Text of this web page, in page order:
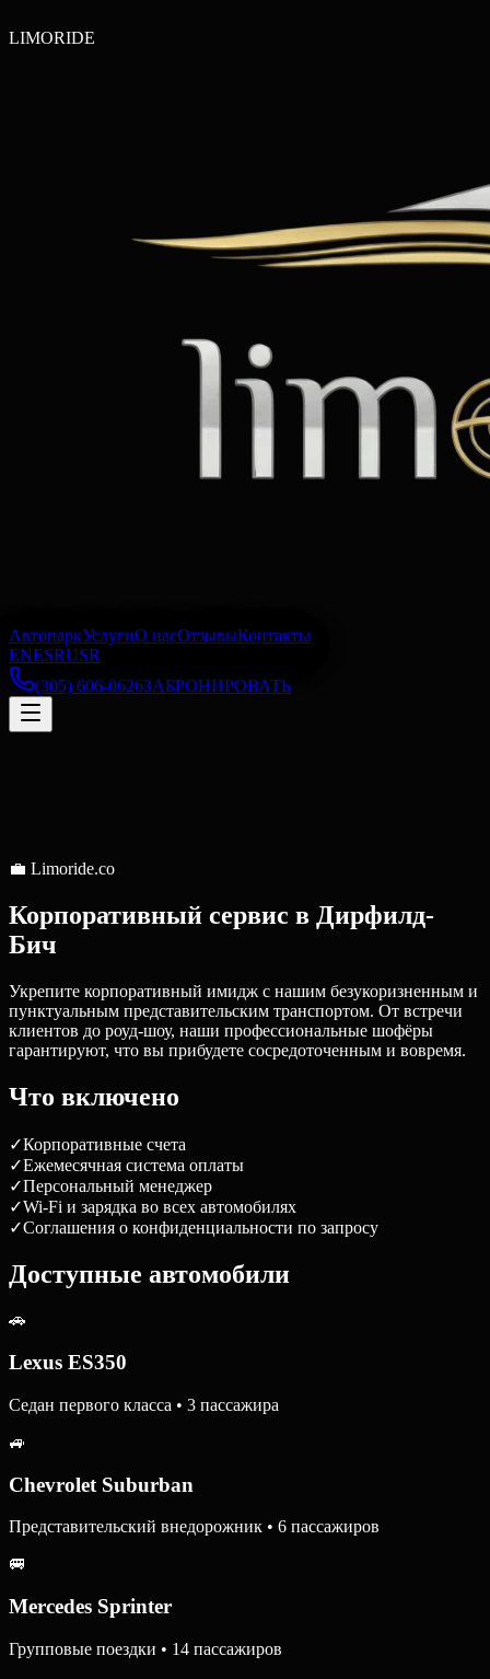
LIMORIDE
АвтопаркУслугиО насОтзывыКонтакты
ENESRUSR
(305) 606-0626ЗАБРОНИРОВАТЬ
💼 Limoride.co
Корпоративный сервис в Дирфилд-
Бич
Укрепите корпоративный имидж с нашим безукоризненным и
пунктуальным представительским транспортом. От встречи
клиентов до роуд-шоу, наши профессиональные шофёры
гарантируют, что вы прибудете сосредоточенным и вовремя.
Что включено
✓Корпоративные счета
✓Ежемесячная система оплаты
✓Персональный менеджер
✓Wi-Fi и зарядка во всех автомобилях
✓Соглашения о конфиденциальности по запросу
Доступные автомобили
🚗
Lexus ES350
Седан первого класса • 3 пассажира
🚙
Chevrolet Suburban
Представительский внедорожник • 6 пассажиров
🚐
Mercedes Sprinter
Групповые поездки • 14 пассажиров